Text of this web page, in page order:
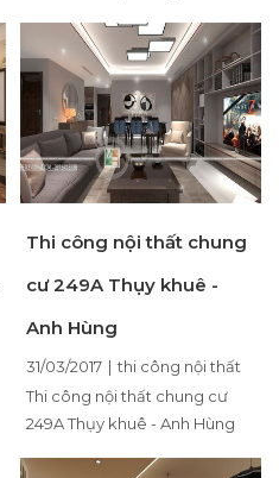
Thi công nội thất chung
cư 249A Thụy khuê -
Anh Hùng
31/03/2017 | thi công nội thất
Thi công nội thất chung cư
249A Thụy khuê - Anh Hùng